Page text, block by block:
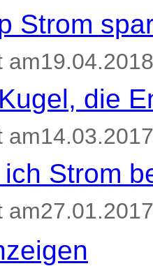
Strom
am19.04.2018
die
am14.03.2017
Strom
am27.01.2017